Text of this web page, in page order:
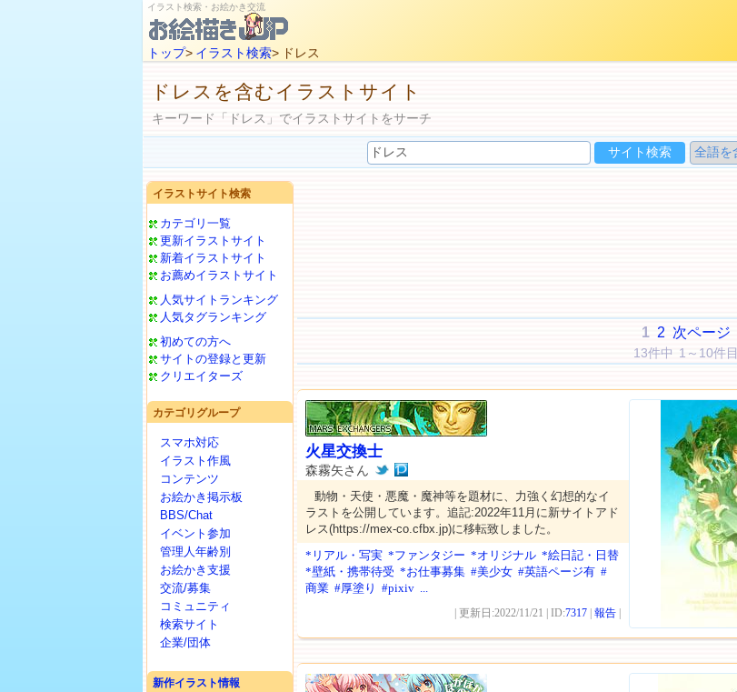
イラスト検索・お絵かき交流
トップ> イラスト検索> ドレス
ドレスを含むイラストサイト
キーワード「ドレス」でイラストサイトをサーチ
イラストサイト検索
カテゴリ一覧
更新イラストサイト
新着イラストサイト
お薦めイラストサイト
人気サイトランキング
人気タグランキング
初めての方へ
サイトの登録と更新
クリエイターズ
カテゴリグループ
スマホ対応
イラスト作風
コンテンツ
お絵かき掲示板
BBS/Chat
イベント参加
管理人年齢別
お絵かき支援
交流/募集
コミュニティ
検索サイト
企業/団体
新作イラスト情報
1 2 次ページ
13件中 1～10件目
火星交換士
森霧矢さん
動物・天使・悪魔・魔神等を題材に、力強く幻想的なイ
ラストを公開しています。追記:2022年11月に新サイトアド
レス(https://mex-co.cfbx.jp)に移転致しました。
*リアル・写実 *ファンタジー *オリジナル *絵日記・日替
*壁紙・携帯待受 *お仕事募集 #美少女 #英語ページ有 #
商業 #厚塗り #pixiv ...
| 更新日:2022/11/21 | ID:7317 報告